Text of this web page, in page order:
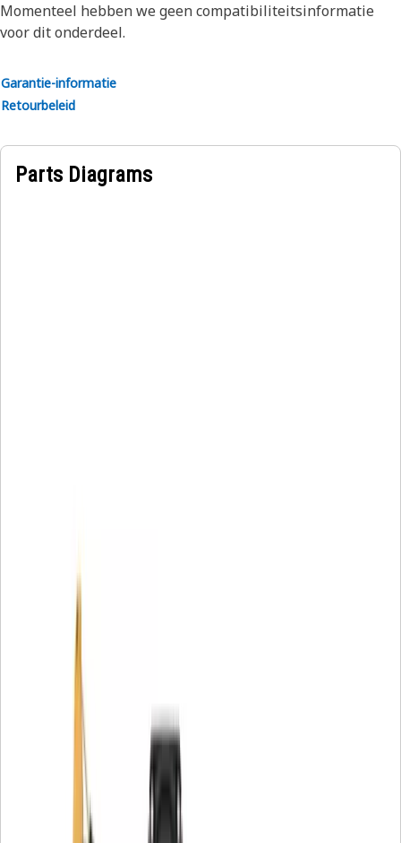
Momenteel hebben we geen compatibiliteitsinformatie
voor dit onderdeel.
Garantie-informatie
Retourbeleid
Parts Diagrams